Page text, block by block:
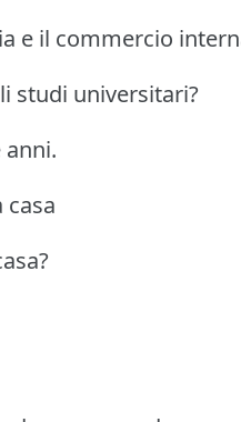
e il commercio
studi universitari?
anni.
casa